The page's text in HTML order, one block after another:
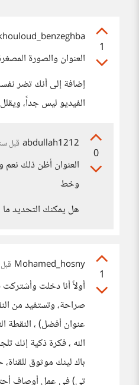
1
العنوان والصورة
إضافة إلى أنك تضر
الفيديو ليس جداً،
0
abdullah1212 قبل
العنوان أظن ذلك نعم
وخط
هل يمكنك التحديد
1
Mohamed_hosny
أولاً أنا دخلت
صراحة، وتستفيد من
الله ، فكرة ذكية
باك لينك موثوق
تي) في عمل أوصاف